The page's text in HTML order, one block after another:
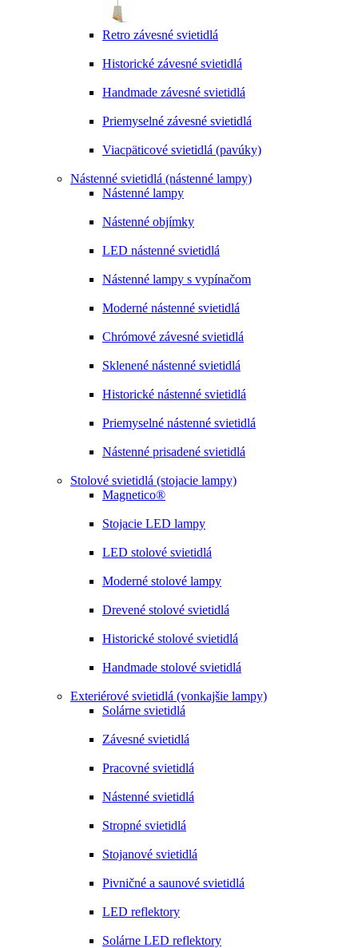
Retro závesné svietidlá
Historické závesné svietidlá
Handmade závesné svietidlá
Priemyselné závesné svietidlá
Viacpäticové svietidlá (pavúky)
Nástenné svietidlá (nástenné lampy)
Nástenné lampy
Nástenné objímky
LED nástenné svietidlá
Nástenné lampy s vypínačom
Moderné nástenné svietidlá
Chrómové závesné svietidlá
Sklenené nástenné svietidlá
Historické nástenné svietidlá
Priemyselné nástenné svietidlá
Nástenné prisadené svietidlá
Stolové svietidlá (stojacie lampy)
Magnetico®
Stojacie LED lampy
LED stolové svietidlá
Moderné stolové lampy
Drevené stolové svietidlá
Historické stolové svietidlá
Handmade stolové svietidlá
Exteriérové svietidlá (vonkajšie lampy)
Solárne svietidlá
Závesné svietidlá
Pracovné svietidlá
Nástenné svietidlá
Stropné svietidlá
Stojanové svietidlá
Pivničné a saunové svietidlá
LED reflektory
Solárne LED reflektory